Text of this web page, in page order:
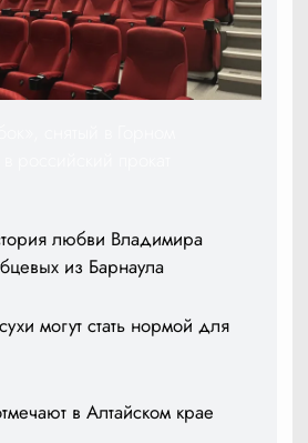
любви Владимира
из Барнаула
могут стать нормой для
в Алтайском крае